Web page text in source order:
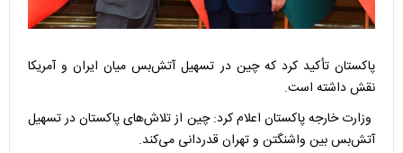
پاکستان تأکید کرد که چین در تسهیل آتش‌بس میان ایران و آمریکا
نقش داشته است.
وزارت خارجه پاکستان اعلام کرد: چین از تلاش‌های پاکستان در تسهیل
آتش‌بس بین واشنگتن و تهران قدردانی می‌کند.